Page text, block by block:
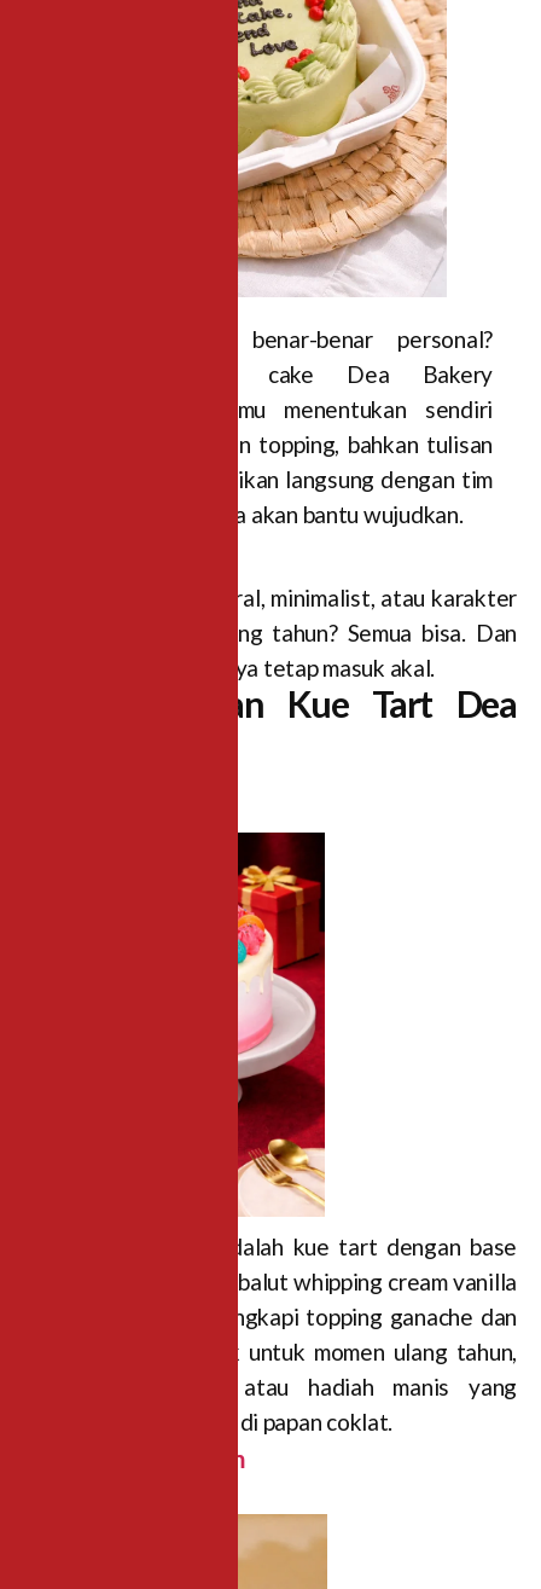
Mau kue yang benar-benar personal?
Layanan custom cake Dea Bakery
memungkinkan kamu menentukan sendiri
tema, warna, desain topping, bahkan tulisan
di atas kue. Diskusikan langsung dengan tim
mereka, dan mereka akan bantu wujudkan.
Mau tema galaxy, floral, minimalist, atau karakter
favorit si pemilik ulang tahun? Semua bisa. Dan
meski custom, harganya tetap masuk akal.
Produk Pilihan Kue Tart Dea
Red Clown 20 cm adalah kue tart dengan base
cake coklat lembut, dibalut whipping cream vanilla
yang ringan, lalu dilengkapi topping ganache dan
baby macaron. Cocok untuk momen ulang tahun,
perayaan keluarga, atau hadiah manis yang
spesial. Gratis tulisan di papan coklat.
2.Choco River 20 cm